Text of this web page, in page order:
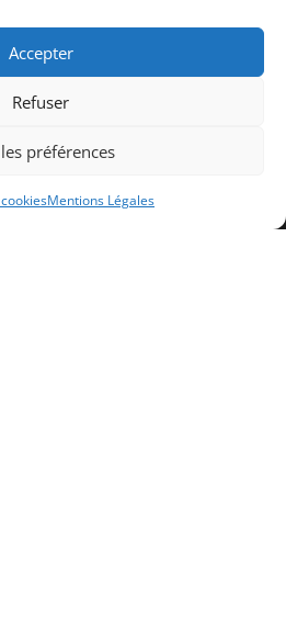
Accepter
Refuser
préférences
Mentions Légales